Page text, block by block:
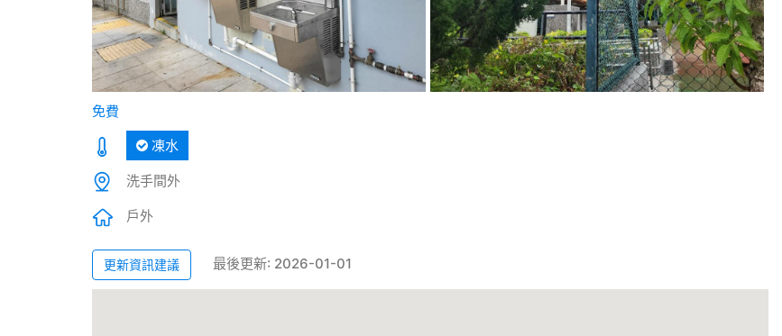
免費
凍水
洗手間外
戶外
更新資訊建議 最後更新: 2026-01-01